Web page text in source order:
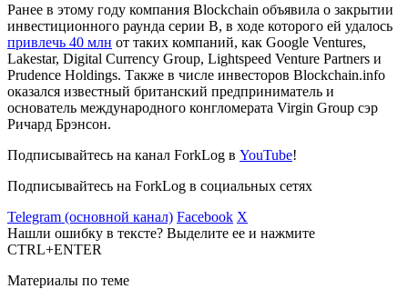
Ранее в этому году компания Blockchain объявила о закрытии
инвестиционного раунда серии B, в ходе которого ей удалось
привлечь 40 млн от таких компаний, как Google Ventures,
Lakestar, Digital Currency Group, Lightspeed Venture Partners и
Prudence Holdings. Также в числе инвесторов Blockchain.info
оказался известный британский предприниматель и
основатель международного конгломерата Virgin Group сэр
Ричард Брэнсон.
Подписывайтесь на канал ForkLog в YouTube!
Подписывайтесь на ForkLog в социальных сетях
Telegram (основной канал) Facebook X
Нашли ошибку в тексте? Выделите ее и нажмите
CTRL+ENTER
Материалы по теме